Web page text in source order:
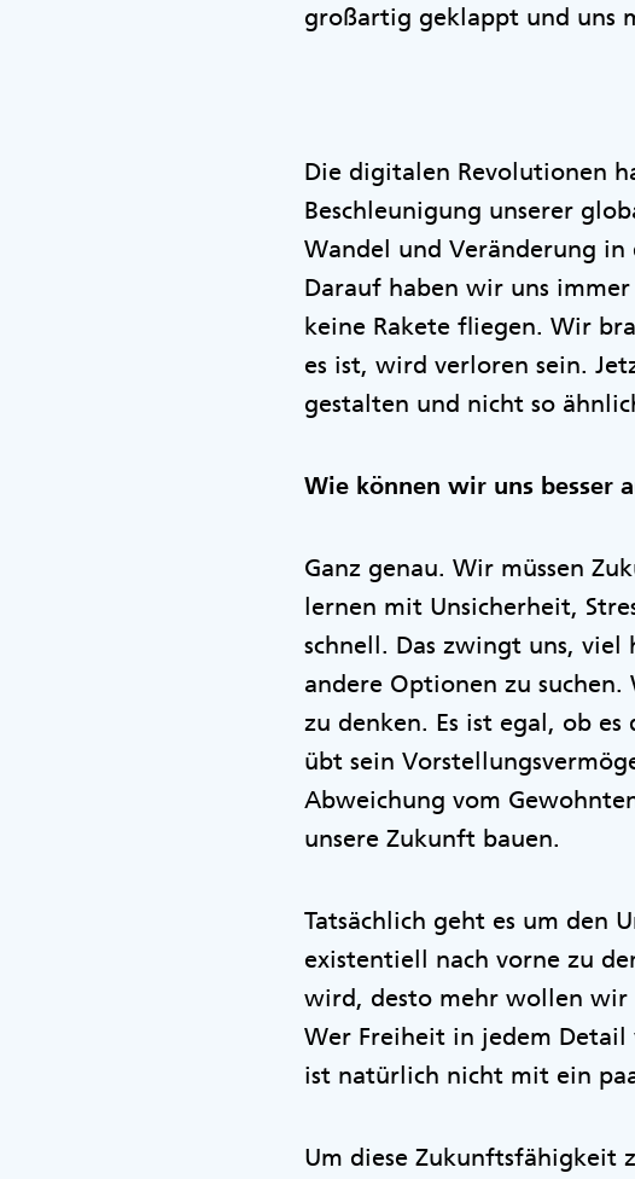
großartig geklappt und uns
Die digitalen Revolutionen
Beschleunigung unserer
Wandel und Veränderung
Darauf haben wir uns
keine Rakete fliegen. Wir
es ist, wird verloren sein.
gestalten und nicht so
Wie können wir uns besser
Ganz genau. Wir müssen
lernen mit Unsicherheit,
schnell. Das zwingt uns,
andere Optionen zu suchen.
zu denken. Es ist egal, ob
übt sein
Abweichung vom
unsere Zukunft bauen.
Tatsächlich geht es um den
existentiell nach vorne zu
wird, desto mehr wollen wir
Wer Freiheit in jedem Detail
ist natürlich nicht mit ein
Um diese Zukunftsfähigkeit